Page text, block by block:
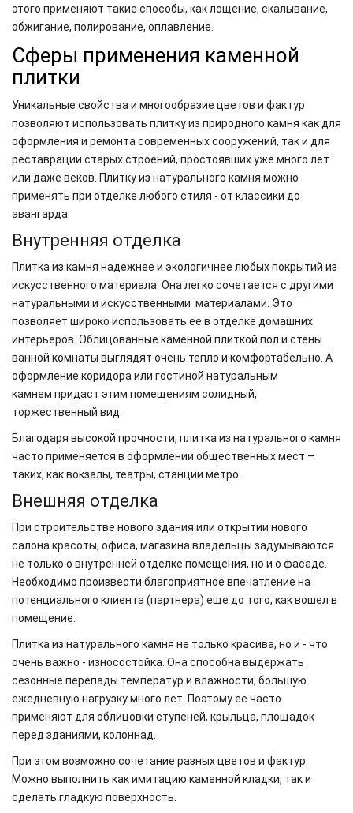
этого применяют такие способы, как лощение, скалывание,
обжигание, полирование, оплавление.
Сферы применения каменной
плитки
Уникальные свойства и многообразие цветов и фактур
позволяют использовать плитку из природного камня как для
оформления и ремонта современных сооружений, так и для
реставрации старых строений, простоявших уже много лет
или даже веков. Плитку из натурального камня можно
применять при отделке любого стиля - от классики до
авангарда.
Внутренняя отделка
Плитка из камня надежнее и экологичнее любых покрытий из
искусственного материала. Она легко сочетается с другими
натуральными и искусственными материалами. Это
позволяет широко использовать ее в отделке домашних
интерьеров. Облицованные каменной плиткой пол и стены
ванной комнаты выглядят очень тепло и комфортабельно. А
оформление коридора или гостиной натуральным
камнем придаст этим помещениям солидный,
торжественный вид.
Благодаря высокой прочности, плитка из натурального камня
часто применяется в оформлении общественных мест –
таких, как вокзалы, театры, станции метро.
Внешняя отделка
При строительстве нового здания или открытии нового
салона красоты, офиса, магазина владельцы задумываются
не только о внутренней отделке помещения, но и о фасаде.
Необходимо произвести благоприятное впечатление на
потенциального клиента (партнера) еще до того, как вошел в
помещение.
Плитка из натурального камня не только красива, но и - что
очень важно - износостойка. Она способна выдержать
сезонные перепады температур и влажности, большую
ежедневную нагрузку много лет. Поэтому ее часто
применяют для облицовки ступеней, крыльца, площадок
перед зданиями, колоннад.
При этом возможно сочетание разных цветов и фактур.
Можно выполнить как имитацию каменной кладки, так и
сделать гладкую поверхность.